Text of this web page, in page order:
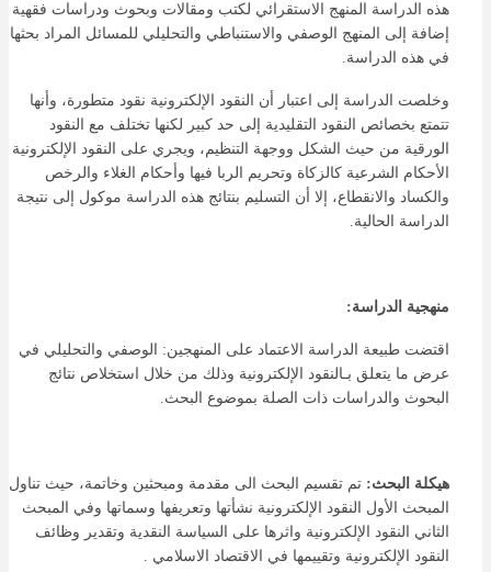
هذه الدراسة المنهج الاستقرائي لكتب ومقالات وبحوث ودراسات فقهية
إضافة إلى المنهج الوصفي والاستنباطي والتحليلي للمسائل المراد بحثها
في هذه الدراسة.
وخلصت الدراسة إلى اعتبار أن النقود الإلكترونية نقود متطورة، وأنها
تتمتع بخصائص النقود التقليدية إلى حد كبير لكنها تختلف مع النقود
الورقية من حيث الشكل ووجهة التنظيم، ويجري على النقود الإلكترونية
الأحكام الشرعية كالزكاة وتحريم الربا فيها وأحكام الغلاء والرخص
والكساد والانقطاع، إلا أن التسليم بنتائج هذه الدراسة موكول إلى نتيجة
الدراسة الحالية.
منهجية الدراسة:
اقتضت طبيعة الدراسة الاعتماد على المنهجين: الوصفي والتحليلي في
عرض ما يتعلق بـالنقود الإلكترونية وذلك من خلال استخلاص نتائج
البحوث والدراسات ذات الصلة بموضوع البحث.
هيكلة البحث: تم تقسيم البحث الى مقدمة ومبحثين وخاتمة، حيث تناول
المبحث الأول النقود الإلكترونية نشأتها وتعريفها وسماتها وفي المبحث
الثاني النقود الإلكترونية واثرها على السياسة النقدية وتقدير وظائف
النقود الإلكترونية وتقييمها في الاقتصاد الاسلامي .